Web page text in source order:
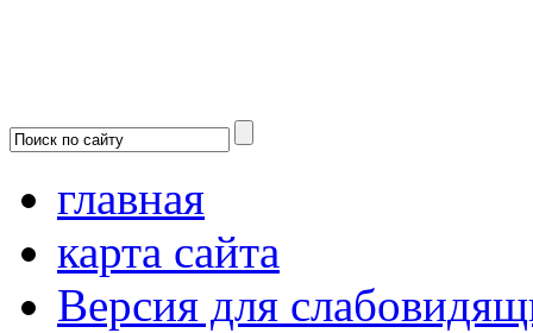
главная
карта сайта
Версия для